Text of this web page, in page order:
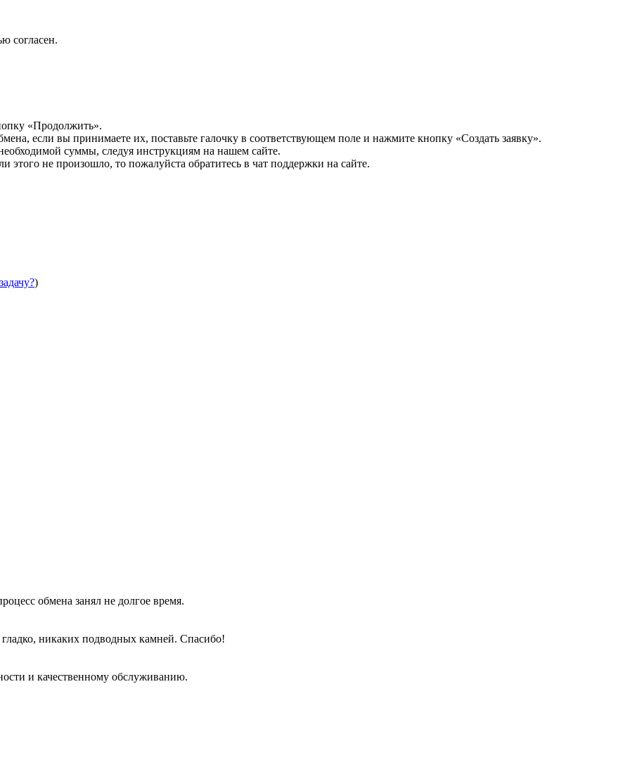
согласен.
«Продолжить».
если вы принимаете их, поставьте галочку в соответствующем поле и нажмите кнопку «Создать заявку».
суммы, следуя инструкциям на нашем сайте.
этого не произошло, то пожалуйста обратитесь в чат поддержки на сайте.
)
обмена занял не долгое время.
никаких подводных камней. Спасибо!
и качественному обслуживанию.